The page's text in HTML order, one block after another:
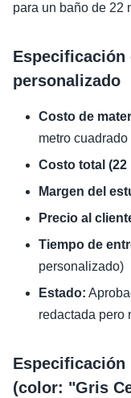
para un baño de 22
Especificación
personalizado
Costo de
metro cuadrado
Costo total (22
Margen del
Precio al
Tiempo de
personalizado)
Estado:
redactada pero
Especificación
(color: "Gris